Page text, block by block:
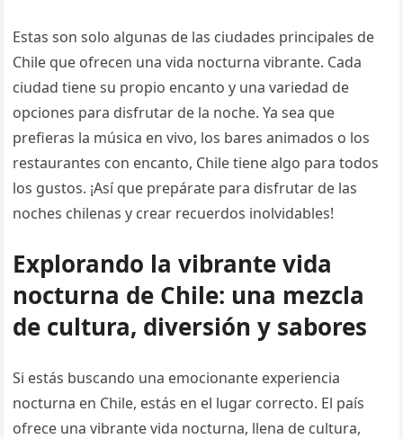
Estas son solo algunas de las ciudades principales de
Chile que ofrecen una vida nocturna vibrante. Cada
ciudad tiene su propio encanto y una variedad de
opciones para disfrutar de la noche. Ya sea que
prefieras la música en vivo, los bares animados o los
restaurantes con encanto, Chile tiene algo para todos
los gustos. ¡Así que prepárate para disfrutar de las
noches chilenas y crear recuerdos inolvidables!
Explorando la vibrante vida
nocturna de Chile: una mezcla
de cultura, diversión y sabores
Si estás buscando una emocionante experiencia
nocturna en Chile, estás en el lugar correcto. El país
ofrece una vibrante vida nocturna, llena de cultura,